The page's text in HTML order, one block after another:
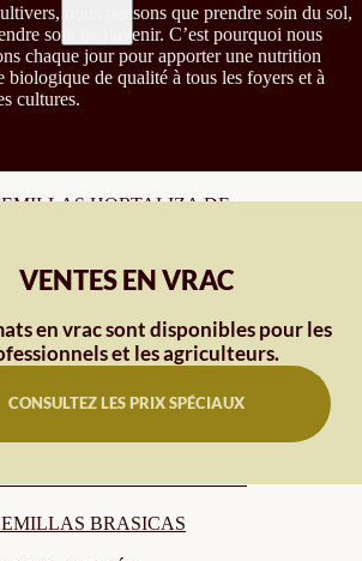
TODAS
HORTALIZA DE
SEMILLAS AROMÁTICAS
FLORES
BRASICAS
nous pensons que prendre soin du sol,
soin de l’avenir. C’est pourquoi nous
chaque jour pour apporter une nutrition
biologique de qualité à tous les foyers et à
cultures.
VENTES EN VRAC
en vrac sont disponibles pour les
et les agriculteurs.
CONSULTEZ LES PRIX SPÉCIAUX